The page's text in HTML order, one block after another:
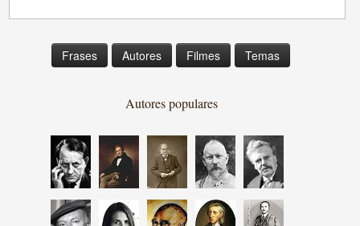
Frases Autores Filmes Temas
Autores populares